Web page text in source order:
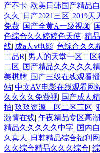
产不卡| 欧美日韩国产精品
久久 | 日产2021三区| 2019天
免费| 国产全黄A一级视频|
色综合久久婷婷色天使| 精
线| 成a人v电影| 色综合久久
二品R| 男人的天堂一区二
二区| 国产精品久久久久久
美棋牌| 国产三级在线观看
站| 中文AV电影在线观看网
久久久久免费视| 国产成人
拍| 玖玖资源一区二区三区|
激情在线| 午夜精品专区高
精品久久久久久中字| 国内
久真人 | 日韩精品综合福利网
久久综合精品久久久综合|